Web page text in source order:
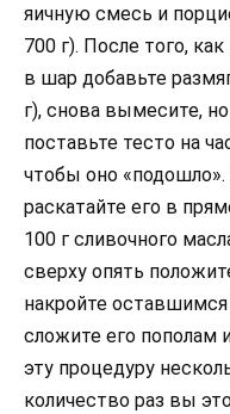
яичную смесь и
700 г). После того,
в шар добавьте
г), снова вымесите,
поставьте тесто на
чтобы оно
раскатайте его в
100 г сливочного
сверху опять
накройте
сложите его пополам
эту процедуру
количество раз вы